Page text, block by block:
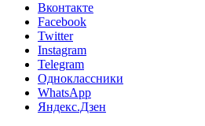
Вконтакте
Facebook
Twitter
Instagram
Telegram
Одноклассники
WhatsApp
Яндекс.Дзен